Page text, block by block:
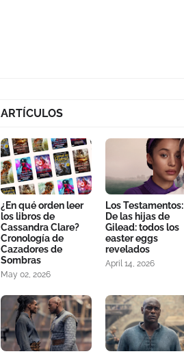
ARTÍCULOS
¿En qué orden leer
los libros de
Cassandra Clare?
Cronología de
Cazadores de
Sombras
May 02, 2026
Los Testamentos:
De las hijas de
Gilead: todos los
easter eggs
revelados
April 14, 2026